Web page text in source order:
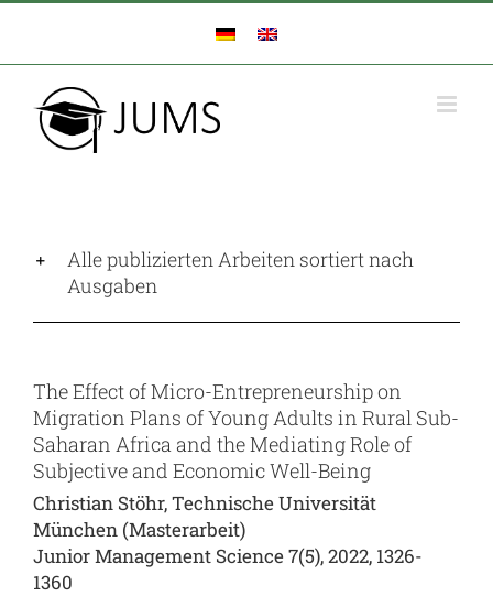
Zum
springen
Alle publizierten Arbeiten sortiert nach
Ausgaben
The Effect of Micro-Entrepreneurship on
Migration Plans of Young Adults in Rural Sub-
Saharan Africa and the Mediating Role of
Subjective and Economic Well-Being
Christian Stöhr, Technische Universität
München (Masterarbeit)
Junior Management Science 7(5), 2022, 1326-
1360